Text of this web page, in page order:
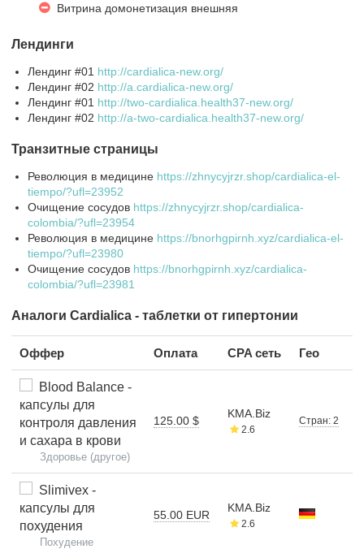
Витрина домонетизация внешняя
Лендинги
Лендинг #01 http://cardialica-new.org/
Лендинг #02 http://a.cardialica-new.org/
Лендинг #01 http://two-cardialica.health37-new.org/
Лендинг #02 http://a-two-cardialica.health37-new.org/
Транзитные страницы
Революция в медицине https://zhnycyjrzr.shop/cardialica-el-
tiempo/?ufl=23952
Очищение сосудов https://zhnycyjrzr.shop/cardialica-
colombia/?ufl=23954
Революция в медицине https://bnorhgpirnh.xyz/cardialica-el-
tiempo/?ufl=23980
Очищение сосудов https://bnorhgpirnh.xyz/cardialica-
colombia/?ufl=23981
Аналоги Cardialica - таблетки от гипертонии
Оффер Оплата CPA сеть Гео
Blood Balance -
капсулы для
контроля давления
и сахара в крови
Здоровье (другое)
125.00 $
KMA.Biz
2.6
Стран: 2
Slimivex -
капсулы для
похудения
Похудение
55.00 EUR
KMA.Biz
2.6